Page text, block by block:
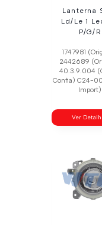
Lanterna
Ld/Le 1
P/G/R
1747981
2442689
40.3.9.004
Confia) C24-
Import)
Ver